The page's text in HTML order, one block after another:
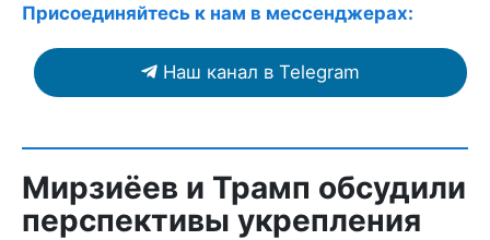
Присоединяйтесь к нам в мессенджерах:
Наш канал в Telegram
Мирзиёев и Трамп обсудили
перспективы укрепления